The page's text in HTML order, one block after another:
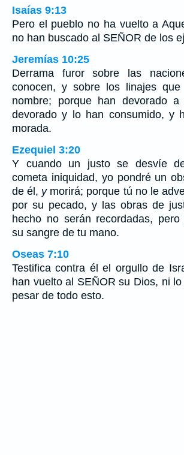
Isaías 9:13
Pero el pueblo no ha vuelto a
no han buscado al SEÑOR de los
Jeremías 10:25
Derrama furor sobre las
conocen, y sobre los linajes
nombre; porque han devorado
devorado y lo han consumido, y
morada.
Ezequiel 3:20
Y cuando un justo se desvíe
cometa iniquidad, yo pondré un
de él, ymorirá; porque tú no le
por su pecado, y las obras de
hecho no serán recordadas,
su sangre de tu mano.
Oseas 7:10
Testifica contra él el orgullo de
han vuelto al SEÑOR su Dios, ni
pesar de todo esto.